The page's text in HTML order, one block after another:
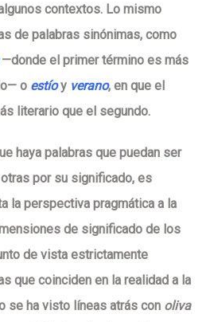
contextos. Lo mismo
de palabras sinónimas, como
el primer término es más
o estíoy verano, en que el
literario que el segundo.
haya palabras que puedan ser
por su significado, es
la perspectiva pragmática a la
de significado de los
de vista estrictamente
que coinciden en la realidad a la
se ha visto líneas atrás con oliva